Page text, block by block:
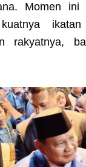
Momen ini
kuatnya
rakyatnya,